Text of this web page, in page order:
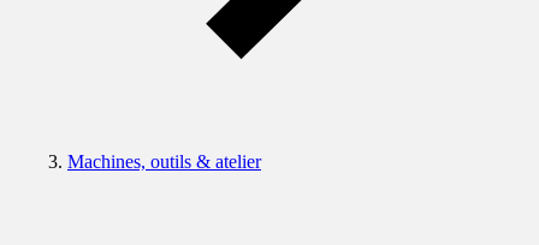
Machines, outils & atelier